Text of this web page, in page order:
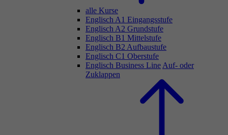
alle Kurse
Englisch A1 Eingangsstufe
Englisch A2 Grundstufe
Englisch B1 Mittelstufe
Englisch B2 Aufbaustufe
Englisch C1 Oberstufe
Englisch Business Line Auf- oder
Zuklappen